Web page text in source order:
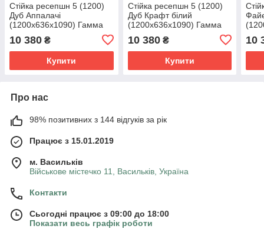
Стійка ресепшн 5 (1200)
Дуб Аппалачі
(1200x636x1090) Гамма
10 380 ₴
Купити
Стійка ресепшн 5 (1200)
Дуб Крафт білий
(1200x636x1090) Гамма
10 380₴
Купити
10
Про нас
98% позитивних з 144 відгуків за рік
Працює з 15.01.2019
м. Васильків
Військове містечко 11, Васильків, Україна
Контакти
Сьогодні працює з 09:00 до 18:00
Показати весь графік роботи